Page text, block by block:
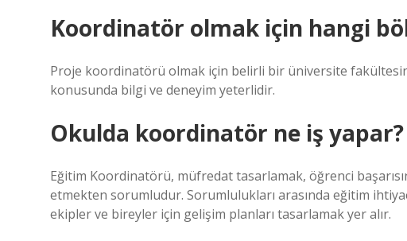
Koordinatör olmak için hangi
Proje koordinatörü olmak için belirli bir üniversite
konusunda bilgi ve deneyim yeterlidir.
Okulda koordinatör ne iş yapar?
Eğitim Koordinatörü, müfredat tasarlamak, öğrenci
etmekten sorumludur. Sorumlulukları arasında eğitim
ekipler ve bireyler için gelişim planları tasarlamak yer alır.